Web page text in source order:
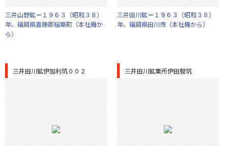
三井山野鉱＝１９６３（昭和３８）
年、福岡県嘉穂郡稲築町（本社機か
ら）
三井田川鉱＝１９６３（昭和３８）
年、福岡県田川市（本社機から）
三井田川鉱伊加利坑００２ 三井田川鉱業所伊田竪坑